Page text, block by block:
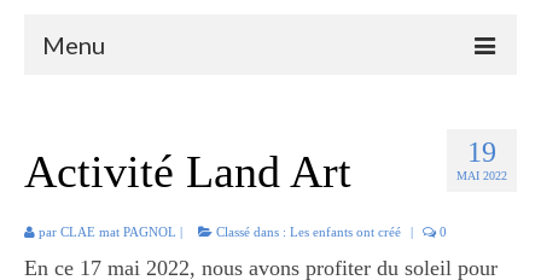
Menu
Réaliser un jardin
Jardin trop humide ou trop ombragé
19
MAI 2022
Activité Land Art
par CLAE mat PAGNOL | Classé dans : Les enfants ont créé | 0
En ce 17 mai 2022, nous avons profiter du soleil pour